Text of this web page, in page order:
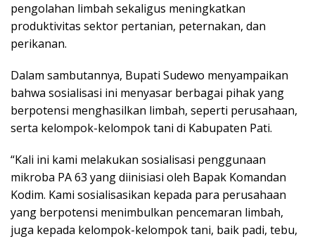
pengolahan limbah sekaligus meningkatkan
produktivitas sektor pertanian, peternakan, dan
perikanan.
Dalam sambutannya, Bupati Sudewo menyampaikan
bahwa sosialisasi ini menyasar berbagai pihak yang
berpotensi menghasilkan limbah, seperti perusahaan,
serta kelompok-kelompok tani di Kabupaten Pati.
“Kali ini kami melakukan sosialisasi penggunaan
mikroba PA 63 yang diinisiasi oleh Bapak Komandan
Kodim. Kami sosialisasikan kepada para perusahaan
yang berpotensi menimbulkan pencemaran limbah,
juga kepada kelompok-kelompok tani, baik padi, tebu,